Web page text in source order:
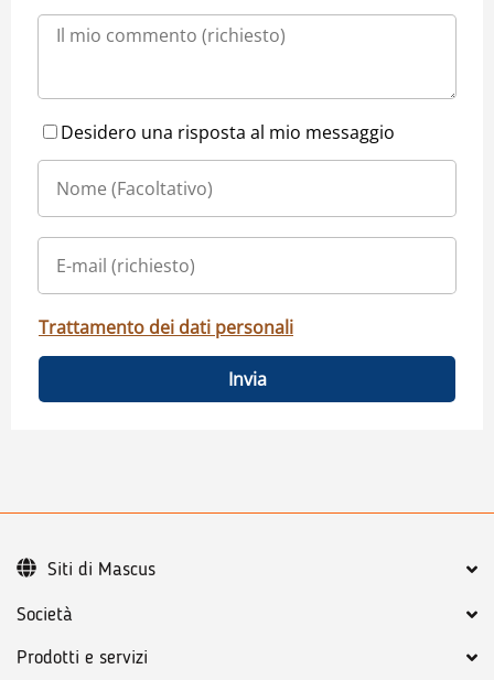
Desidero una risposta al mio messaggio
Trattamento dei dati personali
Invia
Società
Prodotti e servizi
Siti di Mascus